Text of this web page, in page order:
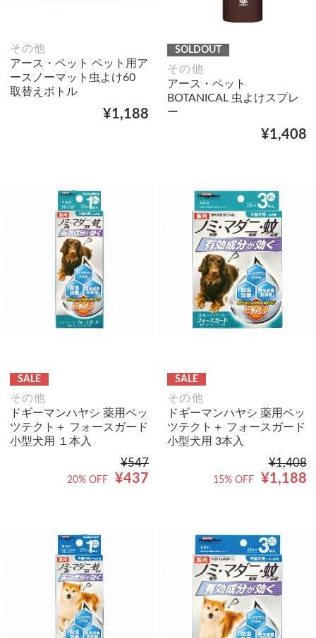
その他
アース・ペット ペット用ア
ースノーマット虫よけ60
取替えボトル
¥1,188
SOLDOUT
その他
アース・ペット
BOTANICAL 虫よけスプレ
ー
¥1,408
SALE
その他
ドギーマンハヤシ 薬用ペッ
ツテクト＋ フォースガード
小型犬用 １本入
¥547
¥437
20% OFF
SALE
その他
ドギーマンハヤシ 薬用ペッ
ツテクト＋ フォースガード
小型犬用 3本入
¥1,408
¥1,188
15% OFF